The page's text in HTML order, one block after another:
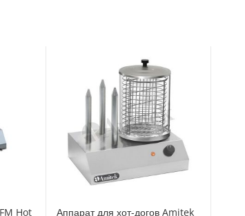
Hot
Аппарат для хот-догов Amitek